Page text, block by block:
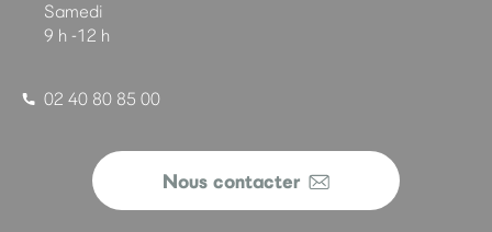
Samedi
9 h -12 h
02 40 80 85 00
Nous contacter